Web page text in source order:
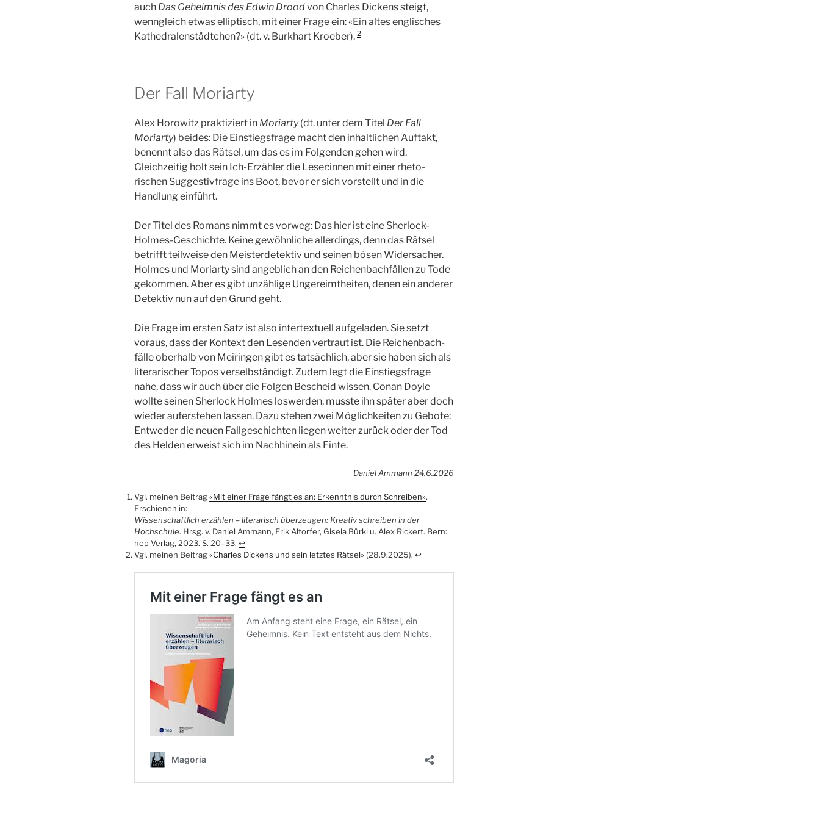
auch Das Geheimnis des Edwin Droodvon Charles Dickens steigt,
wenngleich etwas elliptisch, mit einer Frage ein: «Ein altes englisches
Kathedralenstädtchen?» (dt. v. Burkhart Kroeber). 2
Der Fall Moriarty
Alex Horowitz praktiziert in Moriarty(dt. unter dem Titel Der Fall
Moriarty) beides: Die Einstiegsfrage macht den inhaltlichen Auftakt,
benennt also das Rätsel, um das es im Folgenden gehen wird.
Gleichzeitig holt sein Ich-Erzähler die Leser:innen mit einer rheto­
rischen Suggestivfrage ins Boot, bevor er sich vorstellt und in die
Handlung einführt.
Der Titel des Romans nimmt es vorweg: Das hier ist eine Sherlock-
Holmes-Geschichte. Keine gewöhnliche allerdings, denn das Rätsel
betrifft teilweise den Meisterdetektiv und seinen bösen Widersacher.
Holmes und Moriarty sind angeblich an den Reichenbachfällen zu Tode
gekommen. Aber es gibt unzählige Ungereimtheiten, denen ein anderer
Detektiv nun auf den Grund geht.
Die Frage im ersten Satz ist also intertextuell aufgeladen. Sie setzt
voraus, dass der Kontext den Lesenden vertraut ist. Die Reichen­bach­
fälle oberhalb von Meiringen gibt es tatsächlich, aber sie haben sich als
literarischer Topos verselbständigt. Zudem legt die Einstiegsfrage
nahe, dass wir auch über die Folgen Bescheid wissen. Conan Doyle
wollte seinen Sherlock Holmes loswerden, musste ihn später aber doch
wieder auferstehen lassen. Dazu stehen zwei Möglichkeiten zu Gebote:
Entweder die neuen Fall­geschichten liegen weiter zurück oder der Tod
des Helden erweist sich im Nachhinein als Finte.
Daniel Ammann 24.6.2026
Vgl. meinen Beitrag«Mit einer Frage fängt es an: Erkenntnis durch Schreiben».
Erschienen in:
Wissenschaftlich erzählen – literarisch überzeugen: Kreativ schreiben in der
Hochschule. Hrsg. v. Daniel Ammann, Erik Altorfer, Gisela Bürki u. Alex Rickert. Bern:
hep Verlag, 2023. S. 20–33. ↩︎
Vgl. meinen Beitrag«Charles Dickens und sein letztes Rätsel» (28.9.2025). ↩︎